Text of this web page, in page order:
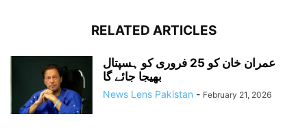
RELATED ARTICLES
عمران خان کو 25 فروری کو ہسپتال
بھیجا جائے گا
News Lens Pakistan - February 21, 2026